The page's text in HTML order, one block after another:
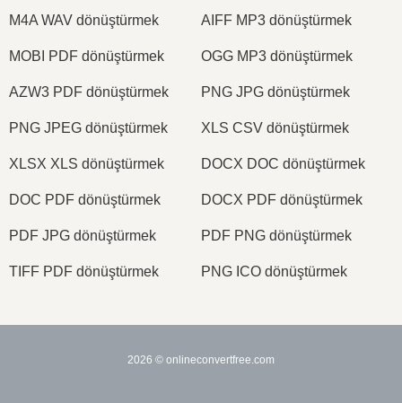
M4A WAV dönüştürmek AIFF MP3 dönüştürmek
MOBI PDF dönüştürmek OGG MP3 dönüştürmek
AZW3 PDF dönüştürmek PNG JPG dönüştürmek
PNG JPEG dönüştürmek XLS CSV dönüştürmek
XLSX XLS dönüştürmek DOCX DOC dönüştürmek
DOC PDF dönüştürmek DOCX PDF dönüştürmek
PDF JPG dönüştürmek PDF PNG dönüştürmek
TIFF PDF dönüştürmek PNG ICO dönüştürmek
2026 © onlineconvertfree.com